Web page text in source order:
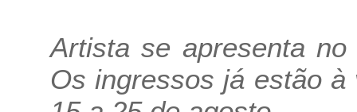
Artista se apresenta
Os ingressos já estão